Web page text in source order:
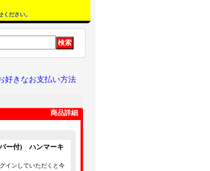
ださい。
好きなお支払い方法
商品詳細
ー付) ハンマーキ
インしていただくと今